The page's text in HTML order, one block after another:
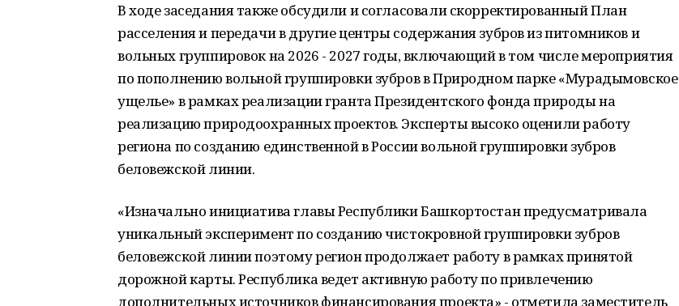
В ходе заседания также обсудили и согласовали скорректированный План
расселения и передачи в другие центры содержания зубров из питомников и
вольных группировок на 2026 - 2027 годы, включающий в том числе мероприятия
по пополнению вольной группировки зубров в Природном парке «Мурадымовское
ущелье» в рамках реализации гранта Президентского фонда природы на
реализацию природоохранных проектов. Эксперты высоко оценили работу
региона по созданию единственной в России вольной группировки зубров
беловежской линии.
«Изначально инициатива главы Республики Башкортостан предусматривала
уникальный эксперимент по созданию чистокровной группировки зубров
беловежской линии поэтому регион продолжает работу в рамках принятой
дорожной карты. Республика ведет активную работу по привлечению
дополнительных источников финансирования проекта» - отметила заместитель